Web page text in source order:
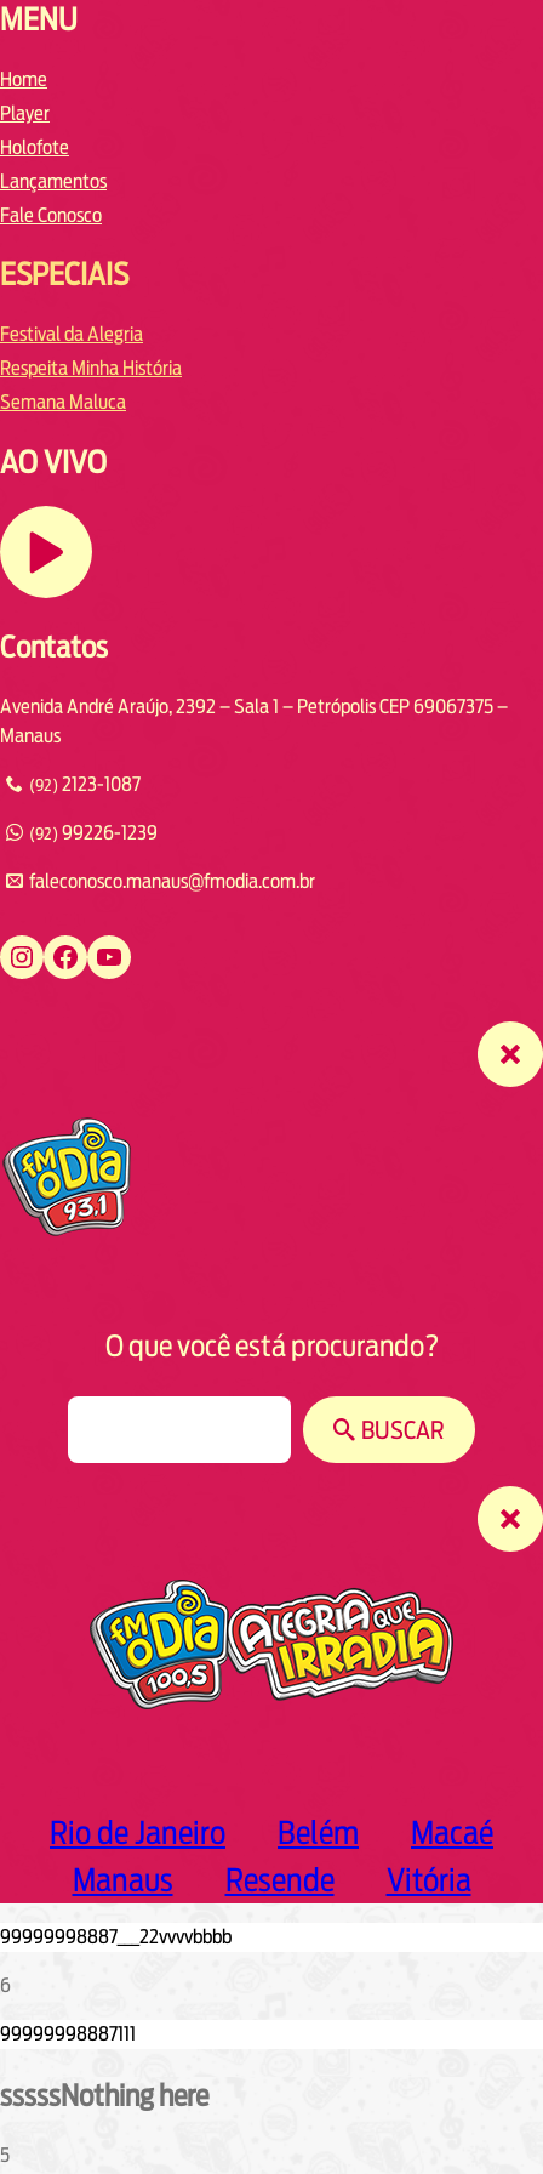
MENU
Home
Player
Holofote
Lançamentos
Fale Conosco
ESPECIAIS
Festival da Alegria
Respeita Minha História
Semana Maluca
AO VIVO
Contatos
Avenida André Araújo, 2392 – Sala 1 – Petrópolis CEP 69067375 –
Manaus
(92) 2123-1087
(92) 99226-1239
faleconosco.manaus@fmodia.com.br
https://www.instagram.com/fmodiamanaus/ https://www.facebook.com/fmodiamanaus https://www.youtube.com/user/radiofmodia
O que você está procurando?
BUSCAR
Rio de Janeiro Belém
Macaé
Manaus
Resende Vitória
6
sssssNothing here
5